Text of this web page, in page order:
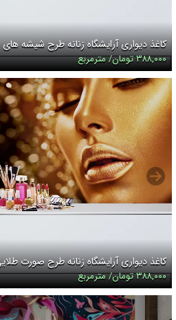
کاغذ دیواری آرایشگاه زنانه طرح شیشه
۳۸۸,۰۰۰ تومان/ مترمربع
کاغذ دیواری آرایشگاه زنانه طرح صورت
۳۸۸,۰۰۰ تومان/ مترمربع